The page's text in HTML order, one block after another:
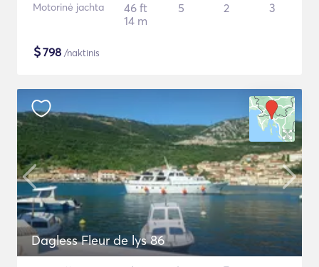
Motorinė jachta
46 ft
14 m
5 2 3
$798 /naktinis
Dagless Fleur de lys 86